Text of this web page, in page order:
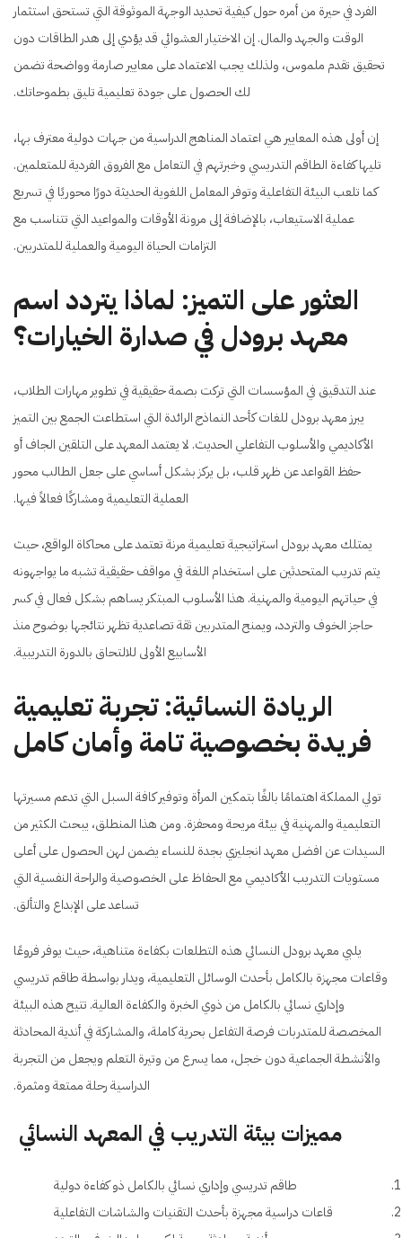
الفرد في حيرة من أمره حول كيفية تحديد الوجهة الموثوقة التي تستحق استثمار
الوقت والجهد والمال. إن الاختيار العشوائي قد يؤدي إلى هدر الطاقات دون
تحقيق تقدم ملموس، ولذلك يجب الاعتماد على معايير صارمة وواضحة تضمن
لك الحصول على جودة تعليمية تليق بطموحاتك.
إن أولى هذه المعايير هي اعتماد المناهج الدراسية من جهات دولية معترف بها،
تليها كفاءة الطاقم التدريسي وخبرتهم في التعامل مع الفروق الفردية للمتعلمين.
كما تلعب البيئة التفاعلية وتوفر المعامل اللغوية الحديثة دورًا محوريًا في تسريع
عملية الاستيعاب، بالإضافة إلى مرونة الأوقات والمواعيد التي تتناسب مع
التزامات الحياة اليومية والعملية للمتدربين.
العثور على التميز: لماذا يتردد اسم
معهد برودل في صدارة الخيارات؟
عند التدقيق في المؤسسات التي تركت بصمة حقيقية في تطوير مهارات الطلاب،
يبرز معهد برودل للغات كأحد النماذج الرائدة التي استطاعت الجمع بين التميز
الأكاديمي والأسلوب التفاعلي الحديث. لا يعتمد المعهد على التلقين الجاف أو
حفظ القواعد عن ظهر قلب، بل يركز بشكل أساسي على جعل الطالب محور
العملية التعليمية ومشاركًا فعالاً فيها.
يمتلك معهد برودل استراتيجية تعليمية مرنة تعتمد على محاكاة الواقع، حيث
يتم تدريب المتحدثين على استخدام اللغة في مواقف حقيقية تشبه ما يواجهونه
في حياتهم اليومية والمهنية. هذا الأسلوب المبتكر يساهم بشكل فعال في كسر
حاجز الخوف والتردد، ويمنح المتدربين ثقة تصاعدية تظهر نتائجها بوضوح منذ
الأسابيع الأولى للالتحاق بالدورة التدريبية.
الريادة النسائية: تجربة تعليمية
فريدة بخصوصية تامة وأمان كامل
تولي المملكة اهتمامًا بالغًا بتمكين المرأة وتوفير كافة السبل التي تدعم مسيرتها
التعليمية والمهنية في بيئة مريحة ومحفزة. ومن هذا المنطلق، يبحث الكثير من
السيدات عن افضل معهد انجليزي بجدة للنساء يضمن لهن الحصول على أعلى
مستويات التدريب الأكاديمي مع الحفاظ على الخصوصية والراحة النفسية التي
تساعد على الإبداع والتألق.
يلبي معهد برودل النسائي هذه التطلعات بكفاءة متناهية، حيث يوفر فروعًا
وقاعات مجهزة بالكامل بأحدث الوسائل التعليمية، ويدار بواسطة طاقم تدريسي
وإداري نسائي بالكامل من ذوي الخبرة والكفاءة العالية. تتيح هذه البيئة
المخصصة للمتدربات فرصة التفاعل بحرية كاملة، والمشاركة في أندية المحادثة
والأنشطة الجماعية دون خجل، مما يسرع من وتيرة التعلم ويجعل من التجربة
الدراسية رحلة ممتعة ومثمرة.
مميزات بيئة التدريب في المعهد النسائي
طاقم تدريسي وإداري نسائي بالكامل ذو كفاءة دولية
قاعات دراسية مجهزة بأحدث التقنيات والشاشات التفاعلية